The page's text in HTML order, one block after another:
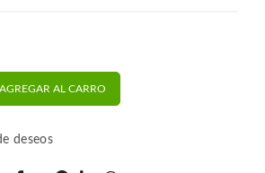
CS 7600 Trio | Curaprox cantidad
AGREGAR AL CARRO
deseos